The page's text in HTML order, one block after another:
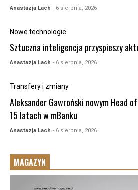
Anastazja Lach - 6 sierpnia, 2026
Nowe technologie
Sztuczna inteligencja przyspieszy
Anastazja Lach - 6 sierpnia, 2026
Transfery i zmiany
Aleksander Gawroński nowym Head
15 latach w mBanku
Anastazja Lach - 6 sierpnia, 2026
MAGAZYN